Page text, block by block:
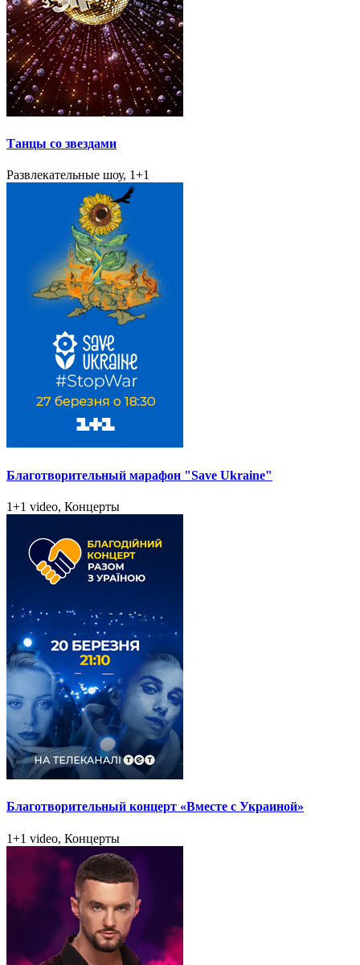
Танцы со звездами
Развлекательные шоу, 1+1
Благотворительный марафон "Save Ukraine"
1+1 video, Концерты
Благотворительный концерт «Вместе с Украиной»
1+1 video, Концерты